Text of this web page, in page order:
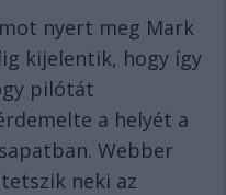
nyert meg Mark
kijelentik, hogy így
pilótát
a helyét a
Webber
neki az